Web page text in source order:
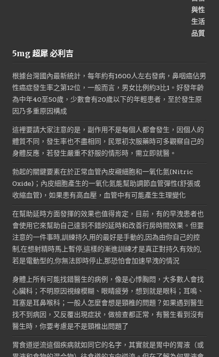
5mg 超犀 必利吉
根據台灣國內最新統計，每年約有1600人左右發病，鼻咽癌佔男
性癌症發生率之第12位，一般而言，男女比例約3比1。好發年齡
為中年40至50歲，少數會有20歲以下的年輕患者，至於發生原
因乃多重原因構成
這裡要請大家注意的是，副作用不是每個人都會發生，因個人的
體質不同，發生率也不盡相同，民眾初次服藥時可多觀察自己的
身體反應，若發生嚴重不舒服的情形時，需立即就醫。
勃起的關鍵要素在於正常血管內皮襯細胞和一氧化氮(Nitric
Oxide)；內皮細胞產生的一氧化氮能幫助調節血管彈性(舒張或
收縮血管)，如果患有高血壓，血管中有可能產生生理變化
在幫助延時方面發揮的效果也值得肯定，目前，有的早洩患者也
會使用它來幫助自己達到不錯的延時和改善行房時間效果。但要
注意的一件事時,訓練持久用的最好是手動的,因為由你自己的控
制,在想射精時馬上暫停,這樣的漸進訓練才是真正對持久有效的,
若是電動型的,你無法即時停止,那恐怕會加速早洩的情況
身體上所有可能找錯醫生的病例，像是心悸胸悶，大多數人會找
心臟科；不明原因視線模糊、眼睛疲勞，想到就是眼科；耳鳴、
耳塞是耳鼻喉科；一般人怎麼會想是頸椎的問題？如果遇到醫生
找不到病因，又反覆出現症狀，做檢查都正常，有醫生看到沒有
醫生時，你要考慮是不是頸椎出問題了
胃食道逆流這個疾病就如同它的名字，其實就是胃中的胃液（或